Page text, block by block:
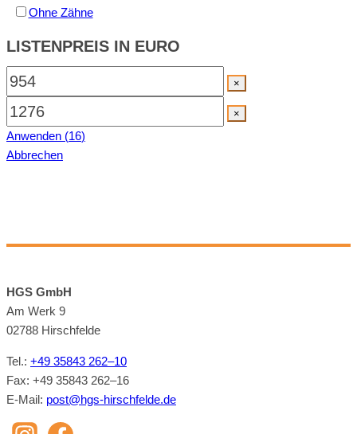
Ohne Zähne
LISTENPREIS IN EURO
×
×
Anwenden (16)
Abbrechen
HGS GmbH
Am Werk 9
02788 Hirsch­felde
Tel.: +49 35843 262–10
Fax: +49 35843 262–16
E‑Mail: post@​hgs-​hirschfelde.​de